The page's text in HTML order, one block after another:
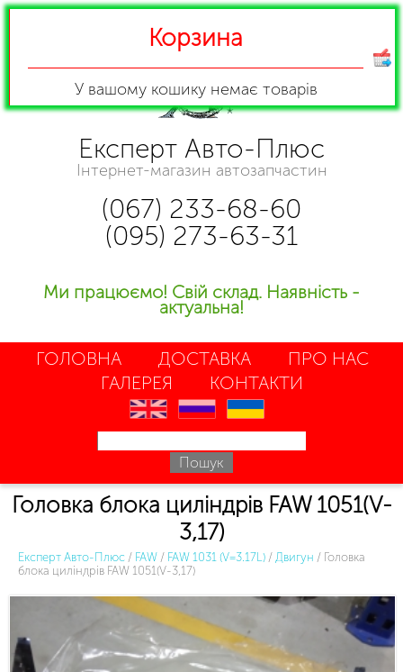
Експерт Авто-Плюс
Інтернет-магазин автозапчастин
(067) 233-68-60
(095) 273-63-31
Ми працюємо! Свій склад. Наявність -
актуальна!
ГОЛОВНА ДОСТАВКА
ПРО НАС
ГАЛЕРЕЯ
КОНТАКТИ
en ru uk
Головка блока циліндрів FAW 1051(V-
3,17)
Експерт Авто-Плюс / FAW / FAW 1031 (V=3.17L) / Двигун / Головка
блока циліндрів FAW 1051(V-3,17)
Корзина
У вашому кошику немає товарів